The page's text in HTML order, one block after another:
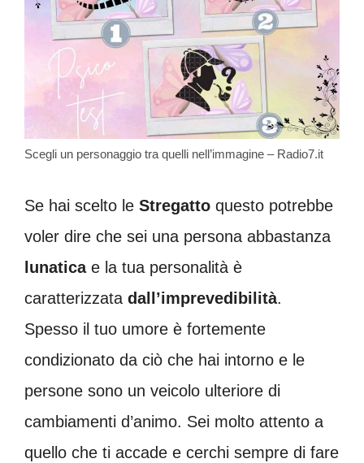
Scegli un personaggio tra quelli nell’immagine – Radio7.it
Se hai scelto le Stregatto questo potrebbe
voler dire che sei una persona abbastanza
lunaticae la tua personalità è
caratterizzata dall’imprevedibilità.
Spesso il tuo umore è fortemente
condizionato da ciò che hai intorno e le
persone sono un veicolo ulteriore di
cambiamenti d’animo. Sei molto attento a
quello che ti accade e cerchi sempre di fare